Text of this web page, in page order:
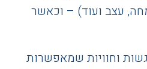
עצב ועוד) – וכאשר
וחוויות שמאפשרות